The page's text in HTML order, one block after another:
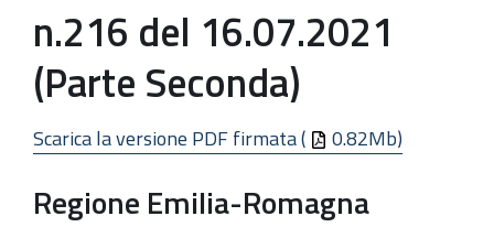
n.216 del 16.07.2021
(Parte Seconda)
Scarica la versione PDF firmata ( 0.82Mb)
Regione Emilia-Romagna